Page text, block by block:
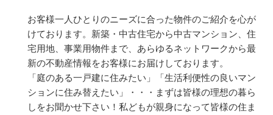
お客様一人ひとりのニーズに合った物件のご紹介を心が
けております。新築・中古住宅から中古マンション、住
宅用地、事業用物件まで、あらゆるネットワークから最
新の不動産情報をお客様にお届けしております。
「庭のある一戸建に住みたい」「生活利便性の良いマン
ションに住み替えたい」・・・まずは皆様の理想の暮ら
しをお聞かせ下さい！私どもが親身になって皆様の住ま